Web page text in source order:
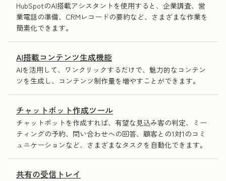
HubSpotのAI搭載アシスタントを使用すると、企業調査、営
業電話の準備、CRMレコードの要約など、さまざまな作業を
簡素化できます。
AI搭載コンテンツ生成機能
AIを活用して、ワンクリックするだけで、魅力的なコンテン
ツを生成し、コンテンツ制作量を増やすことができます。
チャットボット作成ツール
チャットボットを作成すれば、有望な見込み客の判定、ミー
ティングの予約、問い合わせへの回答、顧客との1対1のコミ
ュニケーションなど、さまざまなタスクを自動化できます。
共有の受信トレイ